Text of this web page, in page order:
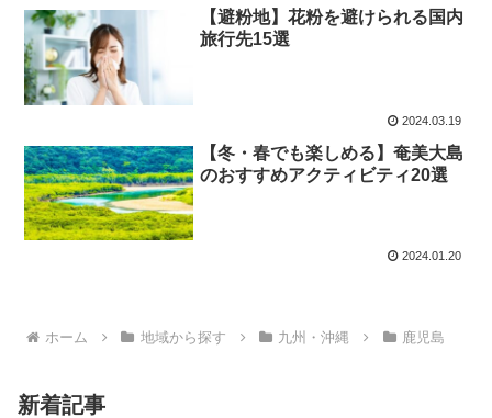
【避粉地】花粉を避けられる国内
旅行先15選
2024.03.19
【冬・春でも楽しめる】奄美大島
のおすすめアクティビティ20選
2024.01.20
ホーム 地域から探す 九州・沖縄 鹿児島
新着記事